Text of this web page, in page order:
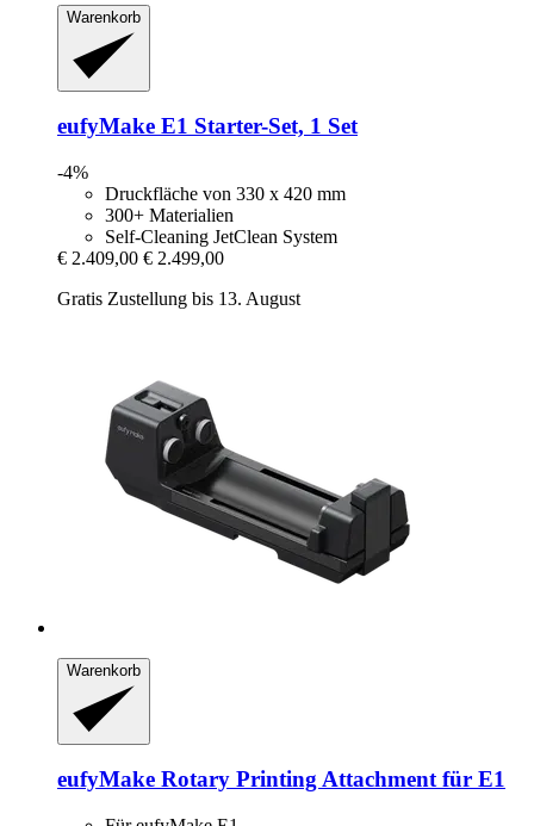
Warenkorb
eufyMake E1 Starter-​Set, 1 Set
-4%
Druckfläche von 330 x 420 mm
300+ Materialien
Self-Cleaning JetClean System
€ 2.409,00 € 2.499,00
Gratis Zustellung bis 13. August
Warenkorb
eufyMake Rotary Printing Attachment für E1